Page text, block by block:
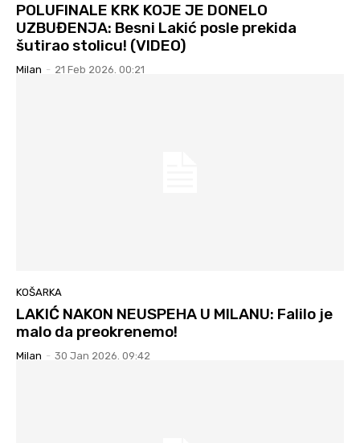
POLUFINALE KRK KOJE JE DONELO
UZBUĐENJA: Besni Lakić posle prekida
šutirao stolicu! (VIDEO)
Milan - 21 Feb 2026. 00:21
KOŠARKA
LAKIĆ NAKON NEUSPEHA U MILANU: Falilo je
malo da preokrenemo!
Milan - 30 Jan 2026. 09:42